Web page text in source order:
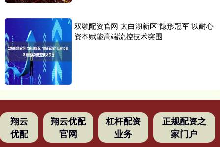
双融配资官网 太白湖新区“隐形冠军”以耐心
资本赋能高端流控技术突围
翔云
优配
翔云优配
官网
杠杆配资
业务
正规配资之
家门户